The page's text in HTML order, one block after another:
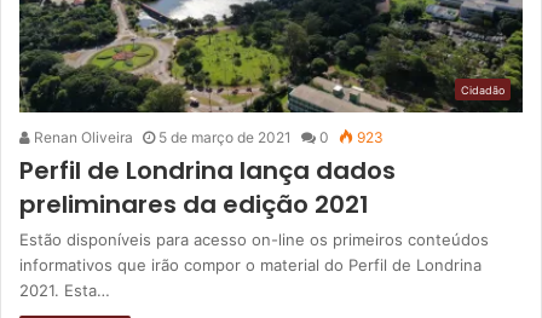
Cidadão
Renan Oliveira 5 de março de 2021 0 923
Perfil de Londrina lança dados
preliminares da edição 2021
Estão disponíveis para acesso on-line os primeiros conteúdos
informativos que irão compor o material do Perfil de Londrina
2021. Esta…